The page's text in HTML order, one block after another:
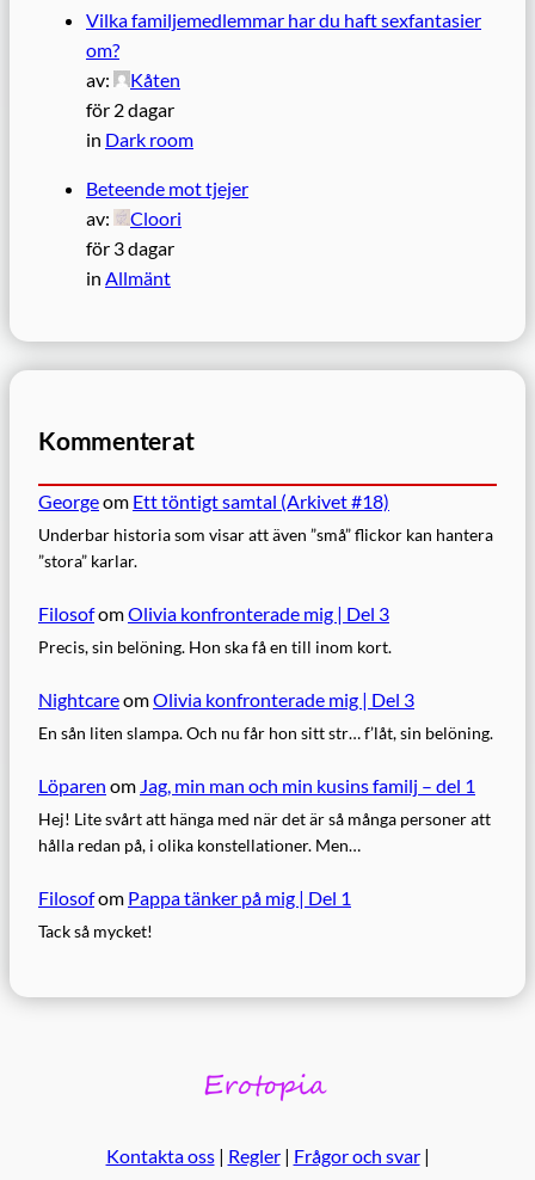
Vilka familjemedlemmar har du haft sexfantasier
om?
av:
Kåten
för 2 dagar
in Dark room
Beteende mot tjejer
av:
Cloori
för 3 dagar
in Allmänt
Kommenterat
Georgeom Ett töntigt samtal (Arkivet #18)
Underbar historia som visar att även ”små” flickor kan hantera
”stora” karlar.
FilosofomOlivia konfronterade mig | Del 3
Precis, sin belöning. Hon ska få en till inom kort.
NightcareomOlivia konfronterade mig | Del 3
En sån liten slampa. Och nu får hon sitt str… f’låt, sin belöning.
Löparen om Jag, min man och min kusins familj – del 1
Hej! Lite svårt att hänga med när det är så många personer att
hålla redan på, i olika konstellationer. Men…
Filosofom Pappa tänker på mig | Del 1
Tack så mycket!
Kontakta oss| Regler| Frågor och svar|